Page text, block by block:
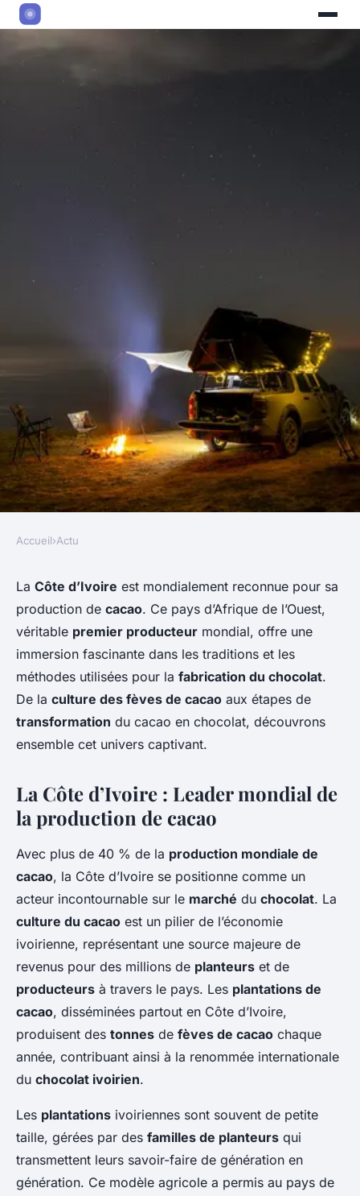
Comment découvrir les
traditions de la fabrication de
chocolat en Côte d'Ivoire?
Inès•1 septembre 2024•6 min de lecture
Accueil›Actu
La Côte d’Ivoire est mondialement reconnue pour sa
production de cacao. Ce pays d’Afrique de l’Ouest,
véritable premier producteur mondial, offre une
immersion fascinante dans les traditions et les
méthodes utilisées pour la fabrication du chocolat.
De la culture des fèves de cacao aux étapes de
transformation du cacao en chocolat, découvrons
ensemble cet univers captivant.
La Côte d’Ivoire : Leader mondial de
la production de cacao
Avec plus de 40 % de la production mondiale de
cacao, la Côte d’Ivoire se positionne comme un
acteur incontournable sur le marché du chocolat. La
culture du cacao est un pilier de l’économie
ivoirienne, représentant une source majeure de
revenus pour des millions de planteurs et de
producteurs à travers le pays. Les plantations de
cacao, disséminées partout en Côte d’Ivoire,
produisent des tonnes de fèves de cacao chaque
année, contribuant ainsi à la renommée internationale
du chocolat ivoirien.
Les plantations ivoiriennes sont souvent de petite
taille, gérées par des familles de planteurs qui
transmettent leurs savoir-faire de génération en
génération. Ce modèle agricole a permis au pays de